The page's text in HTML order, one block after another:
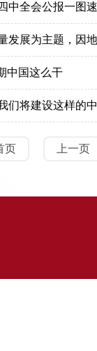
中全会公报一图
发展为主题，因
中国这么干
们将建设这样的
页 上一页